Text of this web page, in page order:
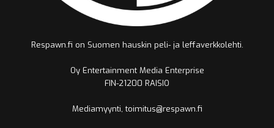
Respawn.fi on Suomen hauskin peli- ja leffaverkkolehti.
Oy Entertainment Media Enterprise
FIN-21200 RAISIO
Mediamyynti, toimitus@respawn.fi